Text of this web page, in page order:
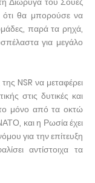
ότι θα μπορούσε να
παρά τα ρηχά,
για μεγάλο
NSR να μεταφέρει
στις δυτικές και
το μόνο από τα οκτώ
και η Ρωσία έχει
για την επίτευξη
αντίστοιχα τα